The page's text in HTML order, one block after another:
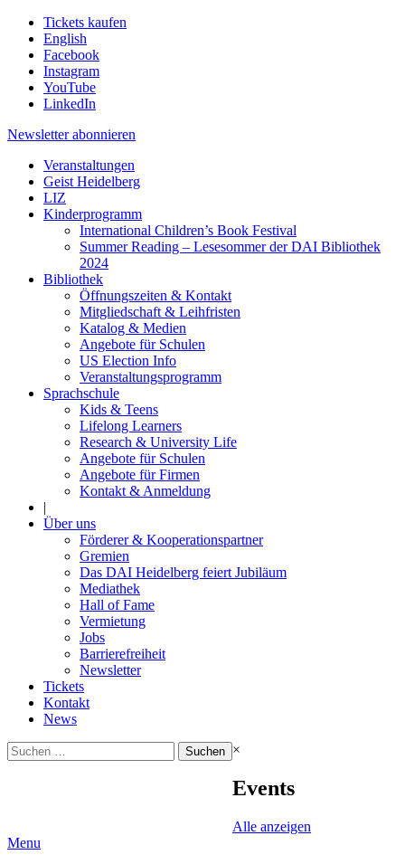
Tickets kaufen
English
Facebook
Instagram
YouTube
LinkedIn
Newsletter abonnieren
Veranstaltungen
Geist Heidelberg
LIZ
Kinderprogramm
International Children’s Book Festival
Summer Reading – Lesesommer der DAI Bibliothek
2024
Bibliothek
Öffnungszeiten & Kontakt
Mitgliedschaft & Leihfristen
Katalog & Medien
Angebote für Schulen
US Election Info
Veranstaltungsprogramm
Sprachschule
Kids & Teens
Lifelong Learners
Research & University Life
Angebote für Schulen
Angebote für Firmen
Kontakt & Anmeldung
|
Über uns
Förderer & Kooperationspartner
Gremien
Das DAI Heidelberg feiert Jubiläum
Mediathek
Hall of Fame
Vermietung
Jobs
Barrierefreiheit
Newsletter
Tickets
Kontakt
News
Suchen
nach:
×
Events
Alle anzeigen
Menu